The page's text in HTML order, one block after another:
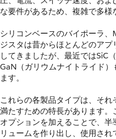
な要件があるため、複雑で多様
シリコンベースのバイポーラ
ジスタは昔からほとんどのア
してきましたが、最近ではSiC
GaN（ガリウムナイトライド
ます。
これらの各製品タイプは、そ
満たすための特長があります。
オプションを加えることで、
リュームを作り出し、使用され